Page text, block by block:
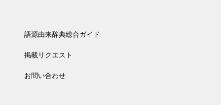
語源由来辞典総合ガイド
掲載リクエスト
お問い合わせ